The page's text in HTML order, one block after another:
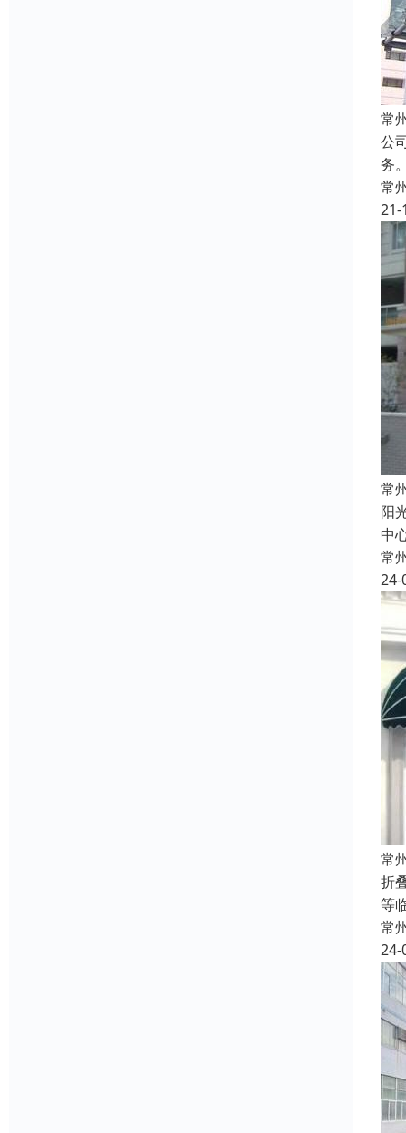
常
公
务
常
21-
常
阳
中
常
24-
常
折
等
常
24-